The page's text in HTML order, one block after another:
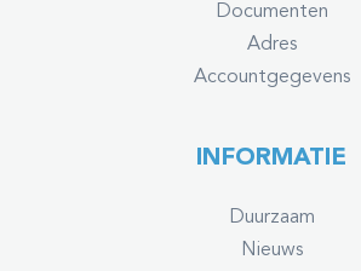
Documenten
Adres
Accountgegevens
INFORMATIE
Duurzaam
Nieuws